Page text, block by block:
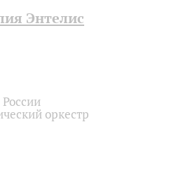
Энтелис
оркестр